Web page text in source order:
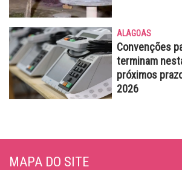
ALAGOAS
Convenções
terminam
próximos
2026
MAPA DO SITE